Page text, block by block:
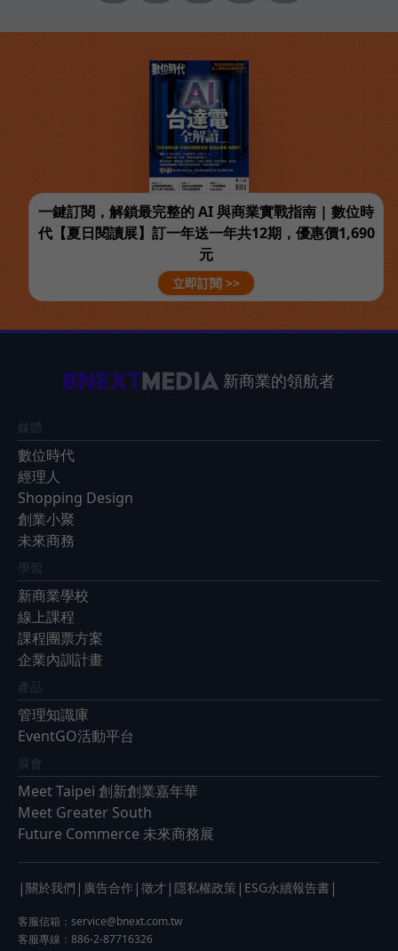
一鍵訂閱，解鎖最完整的 AI 與商業實戰指南 | 數位時
代【夏日閱讀展】訂一年送一年共12期，優惠價1,690
元
立即訂閱 >>
新商業的領航者
媒體
數位時代
經理人
Shopping Design
創業小聚
未來商務
學習
新商業學校
線上課程
課程團票方案
企業內訓計畫
產品
管理知識庫
EventGO活動平台
展會
Meet Taipei 創新創業嘉年華
Meet Greater South
Future Commerce 未來商務展
| 關於我們 | 廣告合作 | 徵才 | 隱私權政策 | ESG永續報告書 |
客服信箱： service@bnext.com.tw
客服專線：886-2-87716326